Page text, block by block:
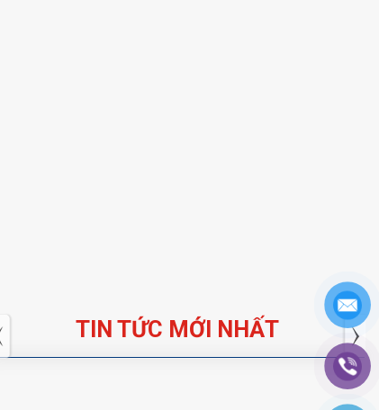
TIN TỨC MỚI NHẤT
Tuyển dụng: Nhân viên KẾ TOÁN